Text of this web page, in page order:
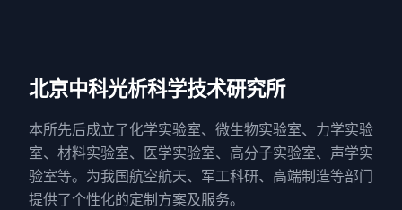
北京中科光析科学技术研究所
本所先后成立了化学实验室、微生物实验室、力学实验
室、材料实验室、医学实验室、高分子实验室、声学实
验室等。为我国航空航天、军工科研、高端制造等部门
提供了个性化的定制方案及服务。